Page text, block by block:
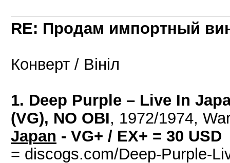
RE: Продам импортный
Конверт / Вініл
1. Deep Purple – Live In
(VG), NO OBI, 1972/1974,
Japan - VG+ / EX+ = 30 USD
= discogs.com/Deep-Purple-